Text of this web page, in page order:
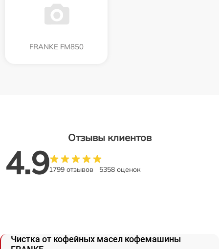
FRANKE FM850
Отзывы клиентов
4.91799 отзывов 5358 оценок
Чистка от кофейных масел кофемашины